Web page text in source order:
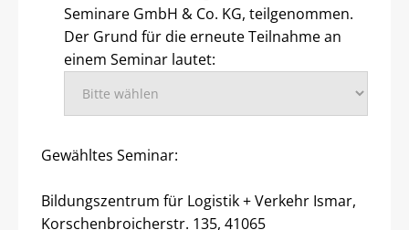
Seminare GmbH & Co. KG, teilgenommen.
Der Grund für die erneute Teilnahme an
einem Seminar lautet:
Gewähltes Seminar:
Bildungszentrum für Logistik + Verkehr Ismar,
Korschenbroicherstr. 135, 41065